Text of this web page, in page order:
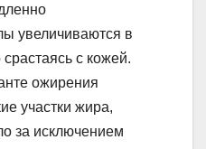
увеличиваются в
с кожей.
ожирения
участки жира,
за исключением